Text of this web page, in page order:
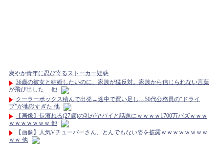
爽やか青年に忍び寄るストーカー疑惑
36歳の彼女と結婚したいのに、家族が猛反対。家族から信じられない言葉
が飛び出した… 他
クーラーボックス積んで出発→途中で買い足し…50代公務員の“ドライ
ブ”が地獄すぎた 他
【画像】長濱ねる(27歳)の乳がヤバイと話題にｗｗｗｗ1700万バズｗｗｗ
ｗｗｗｗｗｗｗ 他
【画像】人気Vチューバーさん、とんでもない姿を披露ｗｗｗｗｗｗｗｗ
ｗｗ 他